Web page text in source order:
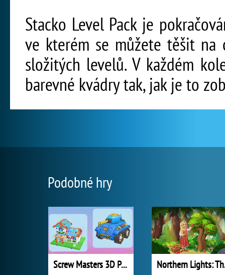
Stacko Level Pack je
ve kterém se můžete těšit na
složitých levelů. V každém
barevné kvádry tak, jak je to
Podobné hry
Screw Masters 3D Puzzle